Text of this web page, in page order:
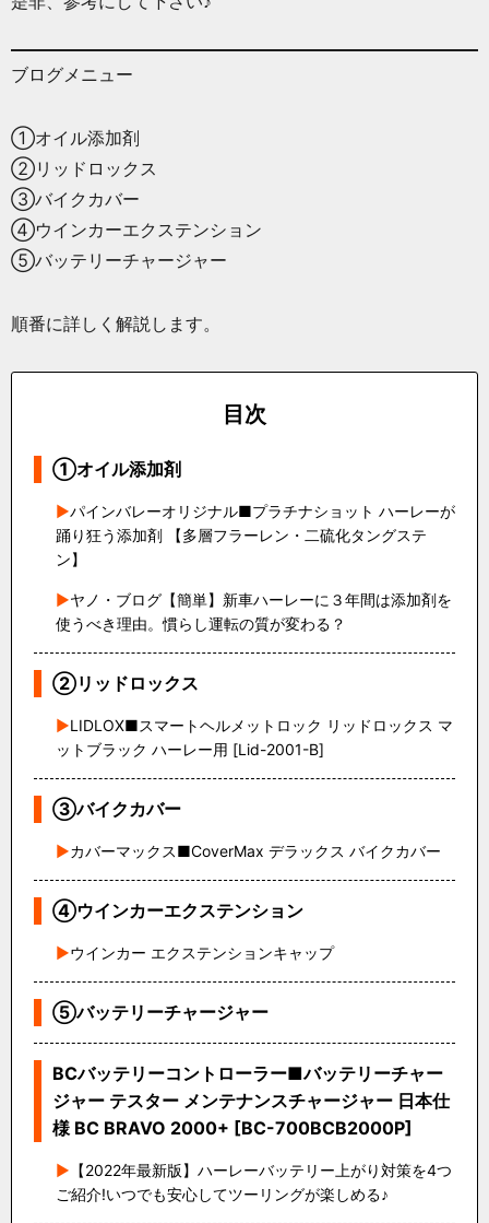
ブログメニュー
①オイル添加剤
②リッドロックス
③バイクカバー
④ウインカーエクステンション
⑤バッテリーチャージャー
順番に詳しく解説します。
目次
①オイル添加剤
パインバレーオリジナル■プラチナショット ハーレーが
踊り狂う添加剤 【多層フラーレン・二硫化タングステ
ン】
ヤノ・ブログ【簡単】新車ハーレーに３年間は添加剤を
使うべき理由。慣らし運転の質が変わる？
②リッドロックス
LIDLOX■スマートヘルメットロック リッドロックス マ
ットブラック ハーレー用 [Lid-2001-B]
③バイクカバー
カバーマックス■CoverMax デラックス バイクカバー
④ウインカーエクステンション
ウインカー エクステンションキャップ
⑤バッテリーチャージャー
BCバッテリーコントローラー■バッテリーチャー
ジャー テスター メンテナンスチャージャー 日本仕
様 BC BRAVO 2000+ [BC-700BCB2000P]
【2022年最新版】ハーレーバッテリー上がり対策を4つ
ご紹介!いつでも安心してツーリングが楽しめる♪